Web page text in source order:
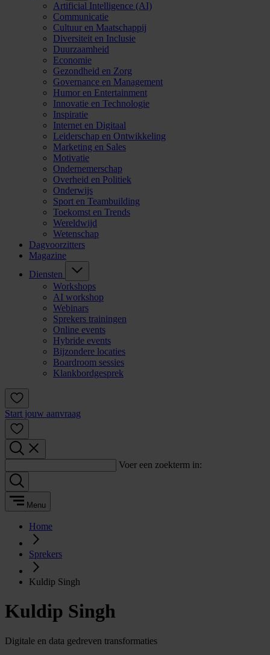
Artificial Intelligence (AI)
Communicatie
Cultuur en Maatschappij
Diversiteit en Inclusie
Duurzaamheid
Economie
Gezondheid en Zorg
Governance en Management
Humor en Entertainment
Innovatie en Technologie
Inspiratie
Internet en Digitaal
Leiderschap en Ontwikkeling
Marketing en Sales
Motivatie
Ondernemerschap
Overheid en Politiek
Onderwijs
Sport en Teambuilding
Toekomst en Trends
Wereldwijd
Wetenschap
Dagvoorzitters
Magazine
Diensten
Workshops
AI workshop
Webinars
Sprekers trainingen
Online events
Hybride events
Bijzondere locaties
Boardroom sessies
Klankbordgesprek
Start jouw aanvraag
Voer een zoekterm in:
Menu
Home
Sprekers
Kuldip Singh
Kuldip Singh
Digitale en data gedreven transformaties